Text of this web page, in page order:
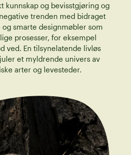
kunnskap og bevisstgjøring og
trenden med bidraget
smarte designmøbler som
prosesser, for eksempel
ved. En tilsynelatende livløs
et myldrende univers av
arter og levesteder.